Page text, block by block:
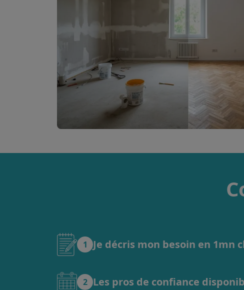
1 Je décris mon besoin en 1mn
2 Les pros de confiance